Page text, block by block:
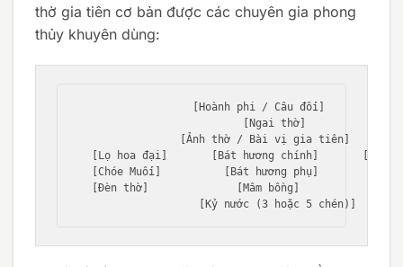
thờ gia tiên cơ bản được các chuyên gia phong
thủy khuyên dùng:
                  [Hoành phi / Câu đối]
                       [Ngai thờ]
                [Ảnh thờ / Bài vị gia tiên]
[Lọ hoa đại]       [Bát hương chính]       [Ống
[Chóe Muối]          [Bát hương phụ]
[Đèn thờ]              [Mâm bồng]